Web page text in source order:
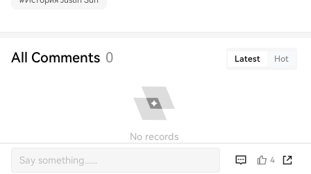
All Comments 0 Latest Hot
No records
4